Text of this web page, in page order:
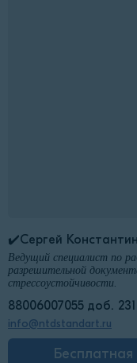
✔️Сергей
Ведущий специалист по
разрешительной
стрессоустойчивости.
88006007055 доб. 231
info@ntdstandart.ru
Бесплатная